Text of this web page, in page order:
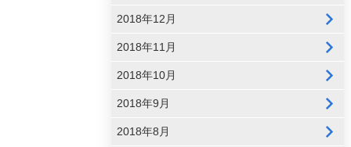
2018年12月
2018年11月
2018年10月
2018年9月
2018年8月